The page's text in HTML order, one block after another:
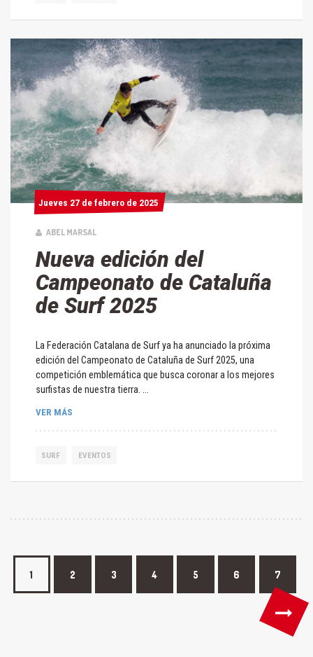
Jueves 27 de febrero de 2025
Jueves 27 de febrero de 2025
ABEL MARSAL
Nueva edición del
Campeonato de Cataluña
de Surf 2025
La Federación Catalana de Surf ya ha anunciado la próxima
edición del Campeonato de Cataluña de Surf 2025, una
competición emblemática que busca coronar a los mejores
surfistas de nuestra tierra. ...
VER MÁS
SURF EVENTOS
1 2 3 4 5 6 7